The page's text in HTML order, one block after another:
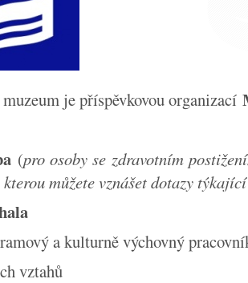
je příspěvkovou organizací
(pro osoby se zdravotním
můžete vznášet dotazy
a kulturně výchovný
vztahů